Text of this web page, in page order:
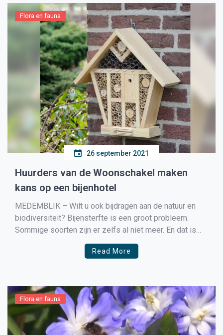
Flora en fauna
26 september 2021
Huurders van de Woonschakel maken
kans op een bijenhotel
MEDEMBLIK – Wilt u ook bijdragen aan de natuur en
biodiversiteit? Bijensterfte is een groot probleem.
Sommige soorten zijn er zelfs al niet meer. En dat is
zorgelijk, want bijen zijn erg belangrijk voor de
biodiversiteit en het verbouwen van gewassen.
Read More
Flora en fauna